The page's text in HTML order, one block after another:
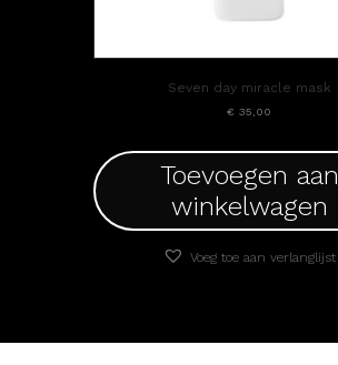
Seven day miracle mask
€ 35,00
Toevoegen aan
winkelwagen
Voeg toe aan verlanglijst